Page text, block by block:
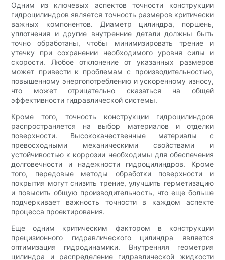
Одним из ключевых аспектов точности конструкции
гидроцилиндров является точность размеров критически
важных компонентов. Диаметр цилиндра, поршень,
уплотнения и другие внутренние детали должны быть
точно обработаны, чтобы минимизировать трение и
утечку при сохранении необходимого уровня силы и
скорости. Любое отклонение от указанных размеров
может привести к проблемам с производительностью,
повышенному энергопотреблению и ускоренному износу,
что может отрицательно сказаться на общей
эффективности гидравлической системы.
Кроме того, точность конструкции гидроцилиндров
распространяется на выбор материалов и отделки
поверхности. Высококачественные материалы с
превосходными механическими свойствами и
устойчивостью к коррозии необходимы для обеспечения
долговечности и надежности гидроцилиндров. Кроме
того, передовые методы обработки поверхности и
покрытия могут снизить трение, улучшить герметизацию
и повысить общую производительность, что еще больше
подчеркивает важность точности в каждом аспекте
процесса проектирования.
Еще одним критическим фактором в конструкции
прецизионного гидравлического цилиндра является
оптимизация гидродинамики. Внутренняя геометрия
цилиндра и распределение гидравлической жидкости